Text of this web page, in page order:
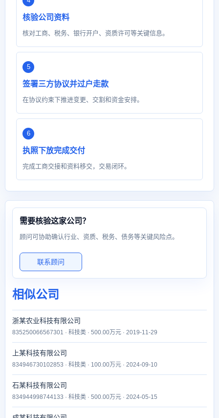
核验公司资料
核对工商、税务、银行开户、资质许可等关键信息。
签署三方协议并过户走款
在协议约束下推进变更、交割和资金安排。
执照下放完成交付
完成工商交接和资料移交，交易闭环。
需要核验这家公司？
顾问可协助确认行业、资质、税务、债务等关键风险点。
联系顾问
相似公司
浙某农业科技有限公司
835250066567301 · 科技类 · 500.00万元 · 2019-11-29
上某科技有限公司
834946730102853 · 科技类 · 100.00万元 · 2024-09-10
石某科技有限公司
834944998744133 · 科技类 · 500.00万元 · 2024-05-15